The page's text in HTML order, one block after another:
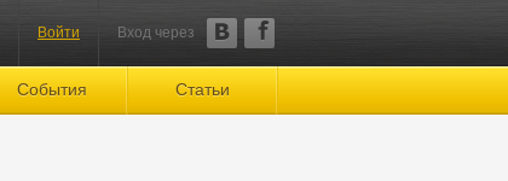
Войти Вход через
События Статьи